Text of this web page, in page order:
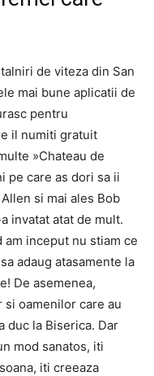
de viteza din San
mai bune aplicatii de
pentru
il numiti gratuit
»Chateau de
pe care as dori sa ii
si mai ales Bob
invatat atat de mult.
am inceput nu stiam ce
adaug atasamente la
De asemenea,
oamenilor care au
duc la Biserica. Dar
mod sanatos, iti
iti creeaza